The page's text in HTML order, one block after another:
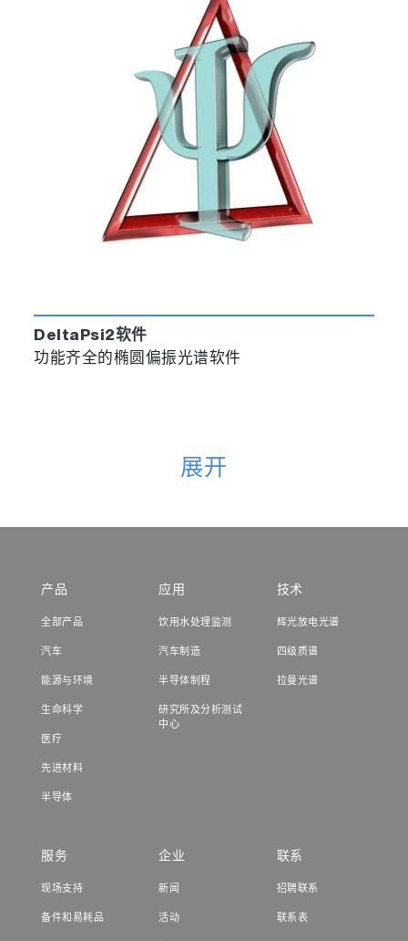
DeltaPsi2软件
功能齐全的椭圆偏振光谱软件
展开
产品
全部产品
汽车
能源与环境
生命科学
医疗
先进材料
半导体
应用
饮用水处理监测
汽车制造
半导体制程
研究所及分析测试
中心
技术
辉光放电光谱
四级质谱
拉曼光谱
服务
现场支持
备件和易耗品
企业
新闻
活动
联系
招聘联系
联系表